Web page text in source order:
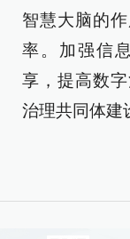
智慧大脑的
率。加强信
享，提高数
治理共同体建